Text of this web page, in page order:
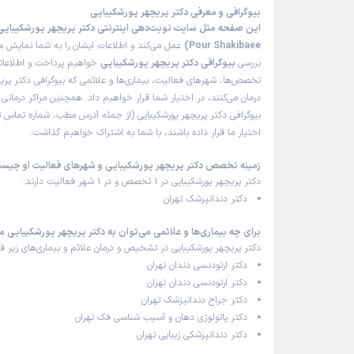
علت مراجعه: ایمپلنت و روکش
زینب (
1405/02/29
)
این پزشک را پیشنهاد میکنم
تعریف شون رو زیاد شنیده بودم کارشون هنریه .اصلا
تشخیص بدم کدوم دندونمه که عصب کشی و پر شده
کاربر دکترتو (
1405/02/21
این پزشک را پیشنهاد میکنم
زمان انتظار:15-45 دقیقه
بیوگرافی و معرفی دکتر پریچهر پورشکیبایی
Pour Shakibaee)
عمل می‌کند و اطلاعات ایشان را به شما نمایش
بررسی بیوگرافی دکتر پریچهر پورشکیبایی خواهیم پرداخت و
تخصص‌ها، شهرهای فعالیت، بیماری‌ها و علائمی که بیوگرافی دکتر
درمان می‌کنند، در اختیار شما قرار خواهیم داد. همچنین مراکز
بیوگرافی دکتر پریچهر پورشکیبایی (از جمله آدرس مطب، شماره تماس
اختیار ما قرار داده باشند، با شما به اشتراک خواهیم گذاشت.
زمینه تخصص دکتر پریچهر پورشکیبایی و شهرهای فعالیت او
دکتر پریچهر پورشکیبایی در 1 تخصص و در 1 شهر فعالیت دارند:
دکتر دندانپزشک تهران
برای چه بیماری‌ها و علائمی می‌توان به دکتر پریچهر پورشکیبایی
دکتر پریچهر پورشکیبایی در تشخیص و درمان علائم و بیماری‌های زیر
دکتر ارتودنسی دندان تهران
دکتر ارتودنسی دندان تهران
دکتر جراح دندانپزشک تهران
دکتر پاتولوژی دهان و آسیب شناسی فک تهران
دکتر دندانپزشکی زیبایی تهران